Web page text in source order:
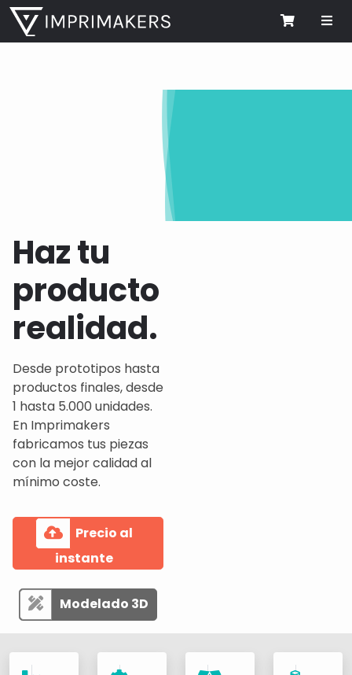
Cart
Haz tu
producto
realidad.
Desde prototipos hasta
productos finales, desde
1 hasta 5.000 unidades.
En Imprimakers
fabricamos tus piezas
con la mejor calidad al
mínimo coste.
Precio al
instante
Modelado 3D